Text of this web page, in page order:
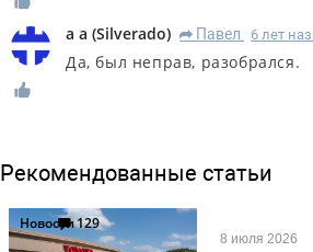
а а (Silverado) R Павел 6 лет
Да, был неправ, разобрался.
Рекомендованные статьи
Новости129
8 июля 2026